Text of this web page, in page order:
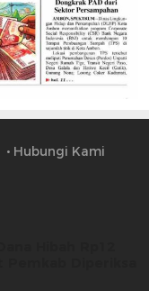
Hubungi Kami